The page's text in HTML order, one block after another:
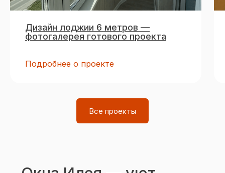
Дизайн лоджии 6 метров —
фотогалерея готового проекта
Подробнее о проекте
Все проекты